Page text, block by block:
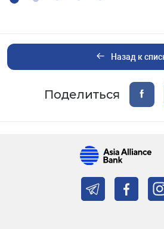
Назад к
Поделиться